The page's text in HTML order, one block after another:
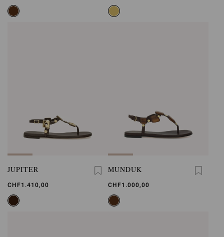
JUPITER
CHF1.410,00
MUNDUK
CHF1.000,00